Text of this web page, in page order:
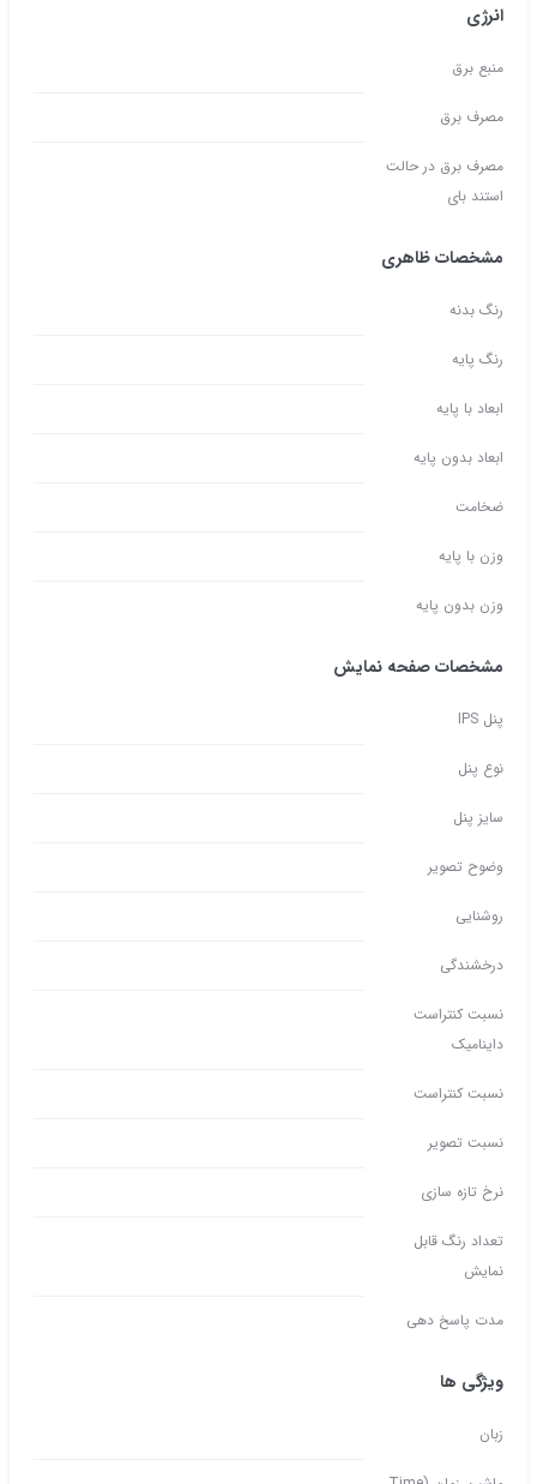
انرژی
منبع برق
مصرف برق
مصرف برق در حالت
استند بای
مشخصات ظاهری
رنگ بدنه
رنگ پایه
ابعاد با پایه
ابعاد بدون پایه
ضخامت
وزن با پایه
وزن بدون پایه
مشخصات صفحه نمایش
پنل IPS
نوع پنل
سایز پنل
وضوح تصویر
روشنایی
درخشندگی
نسبت کنتراست
داینامیک
نسبت کنتراست
نسبت تصویر
نرخ تازه سازی
تعداد رنگ قابل
نمایش
مدت پاسخ دهی
ویژگی ها
زبان